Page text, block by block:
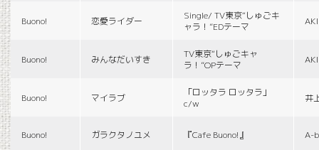
Buono! 恋愛ライダー
Single/ TV東京“しゅごキ
ャラ！”EDテーマ
Buono! みんなだいすき
TV東京“しゅごキャ
ラ！”OPテーマ
Buono! マイラブ
「ロッタラ ロッタラ」
c/w
井
Buono! ガラクタノユメ 『Cafe Buono!』 A-